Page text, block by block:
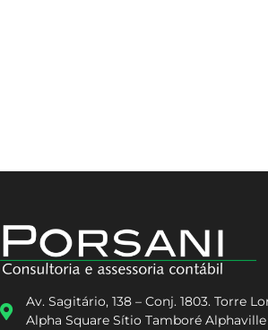
Av. Sagitário, 138 – Conj. 1803. Torre
Alpha Square Sítio Tamboré Alphaville